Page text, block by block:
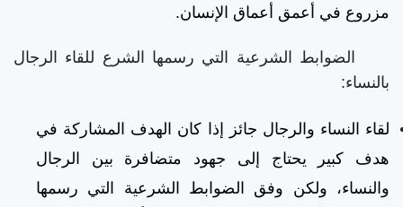
مزروع في أعمق أعماق الإنسان.
الضوابط الشرعية التي رسمها الشرع للقاء الرجال
بالنساء:
لقاء النساء والرجال جائز إذا كان الهدف المشاركة في
هدف كبير يحتاج إلى جهود متضافرة بين الرجال
والنساء، ولكن وفق الضوابط الشرعية التي رسمها